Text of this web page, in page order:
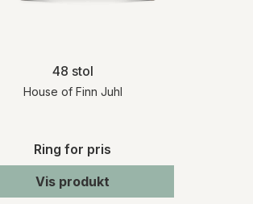
48 stol
House of Finn Juhl
Ring for pris
Vis produkt